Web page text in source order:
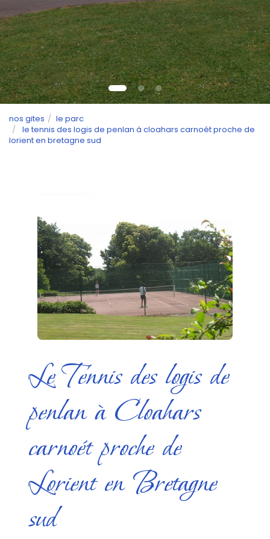
nos gites
le parc
le tennis des logis de penlan à cloahars carnoét proche de
lorient en bretagne sud
Le Tennis des logis de
penlan à Cloahars
carnoét proche de
Lorient en Bretagne
sud